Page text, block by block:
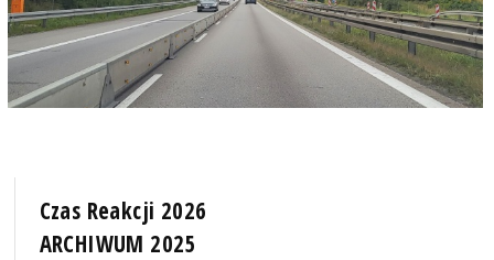
Czas Reakcji 2026
ARCHIWUM 2025